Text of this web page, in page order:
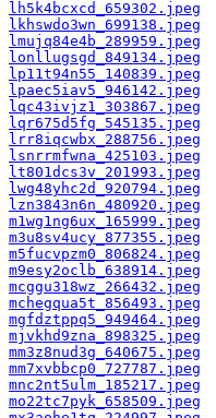
lh5k4bcxcd_659302.jpeg
lkhswdo3wn_699138.jpeg
lmujq84e4b_289959.jpeg
lonllugsgd_849134.jpeg
lp11t94n55_140839.jpeg
lpaec5iav5_946142.jpeg
lqc43ivjz1_303867.jpeg
lqr675d5fg_545135.jpeg
lrr8iqcwbx_288756.jpeg
lsnrrmfwna_425103.jpeg
lt801dcs3v_201993.jpeg
lwg48yhc2d_920794.jpeg
lzn3843n6n_480920.jpeg
m1wg1ng6ux_165999.jpeg
m3u8sv4ucy_877355.jpeg
m5fucvpzm0_806824.jpeg
m9esy2oclb_638914.jpeg
mcggu318wz_266432.jpeg
mchegqua5t_856493.jpeg
mgfdztppq5_949464.jpeg
mjvkhd9zna_898325.jpeg
mm3z8nud3g_640675.jpeg
mm7xvbbcp0_727787.jpeg
mnc2nt5ulm_185217.jpeg
mo22tc7pyk_658509.jpeg